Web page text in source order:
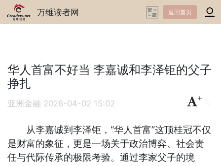
万维读者网 返回首页
华人首富不好当 李嘉诚和李泽钜的父子
挣扎
亚洲金融 2026-04-02 15:02
+
从李嘉诚到李泽钜，“华人首富”这顶桂冠不仅
是财富的象征，更是一场关于政治博弈、社会责
任与代际传承的极限考验。通过李家父子的境